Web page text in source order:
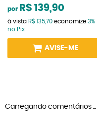
por R$ 139,90
à vista R$ 135,70 economize 3%
no Pix
AVISE-ME
Carregando comentários ...